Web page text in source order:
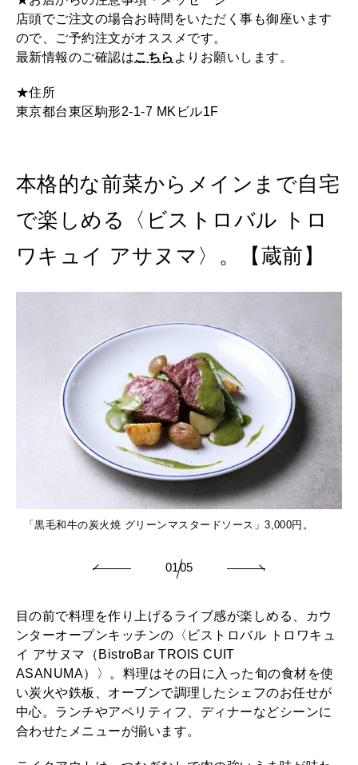
店頭でご注文の場合お時間をいただく事も御座います
ので、ご予約注文がオススメです。
最新情報のご確認はこちら よりお願いします。
★住所
東京都台東区駒形2-1-7 MKビル1F
本格的な前菜からメインまで自宅
で楽しめる〈ビストロバル トロ
ワキュイ アサヌマ〉。【蔵前】
「黒毛和牛の炭火焼 グリーンマスタードソース」3,000円。
0105
目の前で料理を作り上げるライブ感が楽しめる、カウ
ンターオープンキッチンの〈ビストロバル トロワキュ
イ アサヌマ（BistroBar TROIS CUIT
ASANUMA）〉。料理はその日に入った旬の食材を使
い炭火や鉄板、オーブンで調理したシェフのお任せが
中心。ランチやアペリティフ、ディナーなどシーンに
合わせたメニューが揃います。